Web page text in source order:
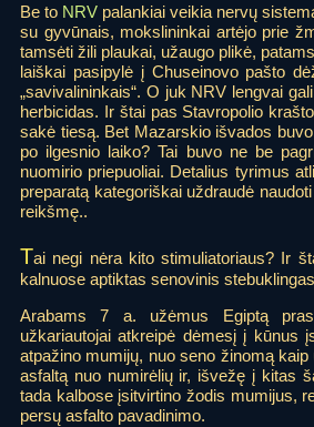
Be to NRV palankiai veikia nervų
su gyvūnais, mokslininkai artėjo prie
tamsėti žili plaukai, užaugo plikė,
laiškai pasipylė į Chuseinovo pašto
„savivalininkais“. O juk NRV lengvai
herbicidas. Ir štai pas Stavropolio
sakė tiesą. Bet Mazarskio išvados
po ilgesnio laiko? Tai buvo ne be
nuomirio priepuoliai. Detalius tyrimus
preparatą kategoriškai uždraudė
reikšmę..
Tai negi nėra kito stimuliatoriaus? Ir
kalnuose aptiktas senovinis
Arabams 7 a. užėmus Egiptą
užkariautojai atkreipė dėmesį į kūnus
atpažino mumijų, nuo seno žinomą
asfaltą nuo numirėlių ir, išvežę į kitas
tada kalbose įsitvirtino žodis mumijus,
persų asfalto pavadinimo.